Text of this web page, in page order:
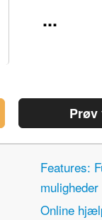
...
Prøv
Features:
Online